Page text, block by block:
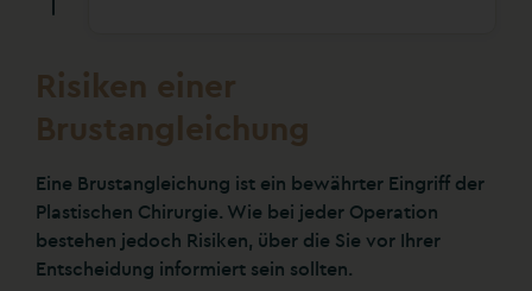
Risiken einer
Brustangleichung
Eine Brustangleichung ist ein bewährter Eingriff der
Plastischen Chirurgie. Wie bei jeder Operation
bestehen jedoch Risiken, über die Sie vor Ihrer
Entscheidung informiert sein sollten.